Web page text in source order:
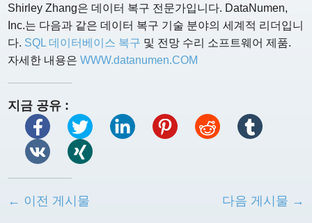
Shirley Zhang은 데이터 복구 전문가입니다. DataNumen,
Inc.는 다음과 같은 데이터 복구 기술 분야의 세계적 리더입니
다. SQL 데이터베이스 복구 및 전망 수리 소프트웨어 제품.
자세한 내용은WWW.datanumen.COM
지금 공유 :
← 이전 게시물 다음 게시물 →